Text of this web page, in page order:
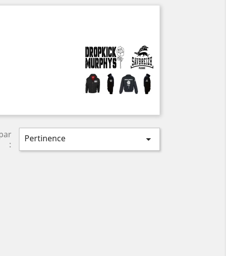
:
Pertinence 